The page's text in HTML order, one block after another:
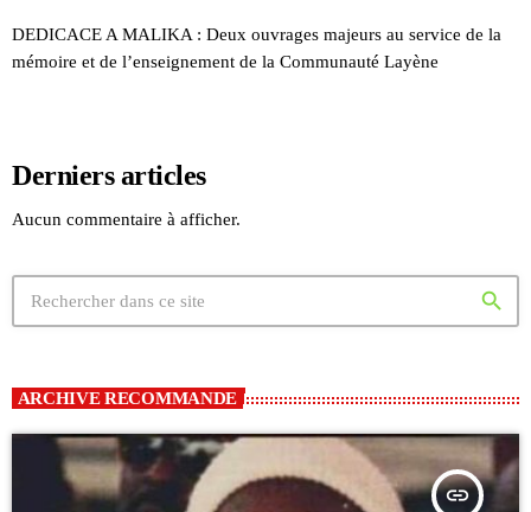
DEDICACE A MALIKA : Deux ouvrages majeurs au service de la
mémoire et de l’enseignement de la Communauté Layène
Derniers articles
Aucun commentaire à afficher.
search
ARCHIVE RECOMMANDE
insert_link